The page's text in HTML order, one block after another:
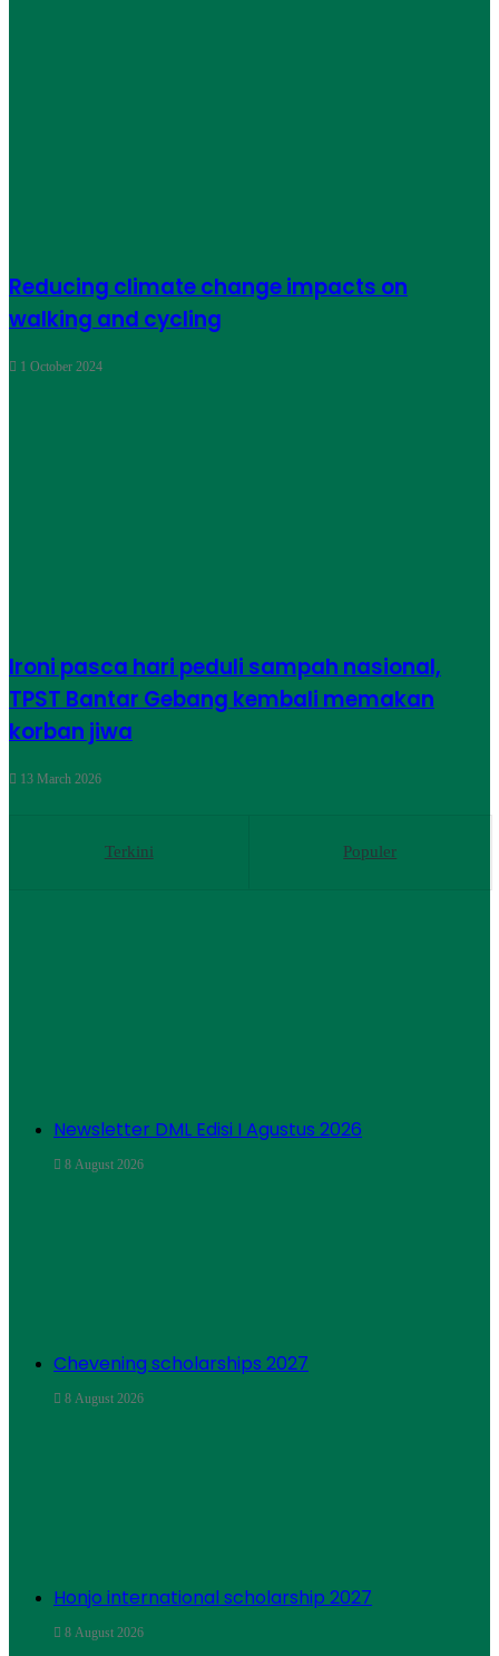
Reducing climate change impacts on
walking and cycling
1 October 2024
Ironi pasca hari peduli sampah nasional,
TPST Bantar Gebang kembali memakan
korban jiwa
13 March 2026
Terkini Populer
Newsletter DML Edisi I Agustus 2026
8 August 2026
Chevening scholarships 2027
8 August 2026
Honjo international scholarship 2027
8 August 2026